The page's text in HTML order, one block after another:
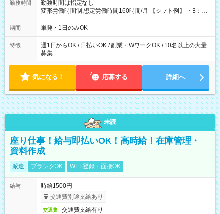
勤務時間
勤務時間は指定なし
変形労働時間制 想定労働時間160時間/月 【シフト例】 ・8：00
～21：00
期間 単発・1日のみOK
特徴
週1日からOK / 日払いOK / 副業・WワークOK / 10名以上の大量
募集
気になる！ 応募する 詳細へ
未読
座り仕事！給与即払いOK！高時給！在庫管理・
資料作成
派遣 ブランクOK WEB登録・面接OK
給与
時給1500円
交通費別途支給あり
交通費 交通費支給有り